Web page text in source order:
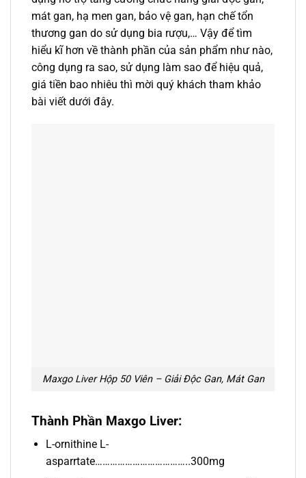
mát gan, hạ men gan, bảo vệ gan, hạn chế tổn
thương gan do sử dụng bia rượu,… Vậy để tìm
hiểu kĩ hơn về thành phần của sản phẩm như nào,
công dụng ra sao, sử dụng làm sao để hiệu quả,
giá tiền bao nhiêu thì mời quý khách tham khảo
bài viết dưới đây.
Maxgo Liver Hộp 50 Viên – Giải Độc Gan, Mát Gan
Thành Phần Maxgo Liver:
L-ornithine L-
asparrtate………………………………..300mg